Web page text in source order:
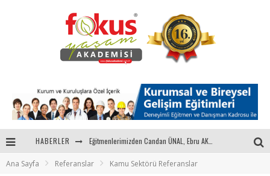
HABERLER Eğitmenlerimizden Candan ÜNAL, Ebru AKEL'le Kadın İsterse 68.Bölüm Konuğuydu
Ana Sayfa Referanslar Kamu Sektörü Referanslar